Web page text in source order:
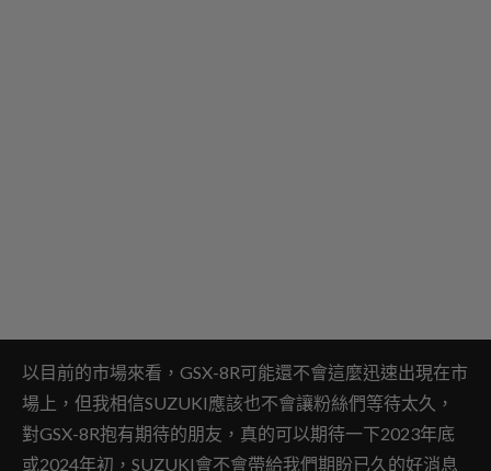
以目前的市場來看，GSX-8R可能還不會這麼迅速出現在市
場上，但我相信SUZUKI應該也不會讓粉絲們等待太久，
對GSX-8R抱有期待的朋友，真的可以期待一下2023年底
或2024年初，SUZUKI會不會帶給我們期盼已久的好消息